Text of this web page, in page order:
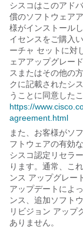
シスコはこのアド
償のソフトウェア
様がインストール
イセンスをご購入
ーチャ セットに対
ェアアップグレー
スまたはその他の
クに記載されたシ
うことに同意した
https://
agreement.html
また、お客様がソ
フトウェアの有効
シスコ認定リセラ
ります。通常、こ
ンス アップグレー
アップデートによ
ンス、追加ソフト
リビジョン アップ
ありません。